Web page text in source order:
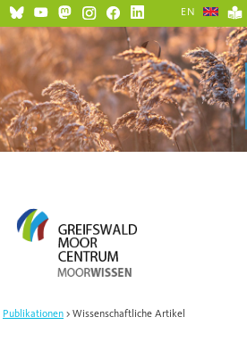
EN
Publikationen Wissenschaftliche Artikel